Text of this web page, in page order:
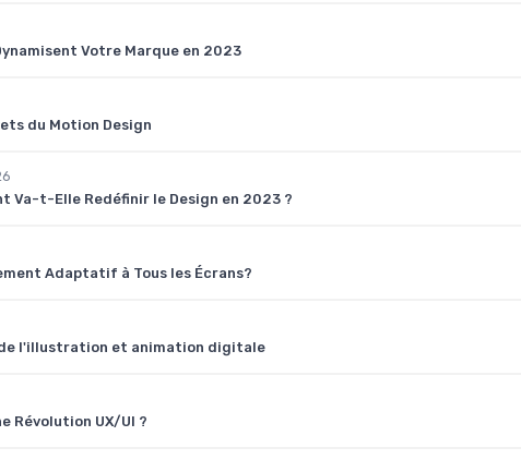
Votre Marque en 2023
du Motion Design
Va-t-Elle Redéfinir le Design en 2023 ?
Adaptatif à Tous les Écrans?
l'illustration et animation digitale
Révolution UX/UI ?